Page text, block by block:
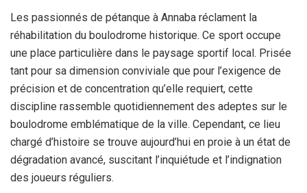
Les passionnés de pétanque à Annaba réclament la
réhabilitation du boulodrome historique. Ce sport occupe
une place particulière dans le paysage sportif local. Prisée
tant pour sa dimension conviviale que pour l’exigence de
précision et de concentration qu’elle requiert, cette
discipline rassemble quotidiennement des adeptes sur le
boulodrome emblématique de la ville. Cependant, ce lieu
chargé d’histoire se trouve aujourd’hui en proie à un état de
dégradation avancé, suscitant l’inquiétude et l’indignation
des joueurs réguliers.